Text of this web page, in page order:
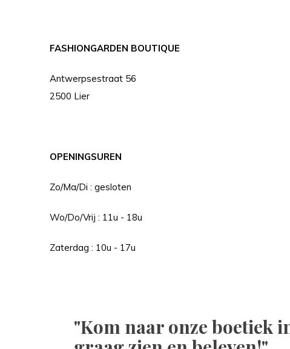
FASHIONGARDEN BOUTIQUE
Antwerpsestraat 56
2500 Lier
OPENINGSUREN
Zo/Ma/Di : gesloten
Wo/Do/Vrij : 11u - 18u
Zaterdag : 10u - 17u
"Kom naar onze boetiek